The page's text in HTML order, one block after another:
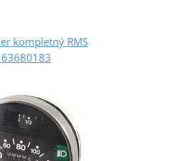
kompletný RMS